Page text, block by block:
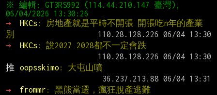
※ 編輯: GT3RS992 (114.44.210.147 臺灣),
→
HKCs : 房地產就是平時不開張 開張吃n年的產業
別
→
HKCs : 說2027 2028都不一定會跌
推
oopsskimo : 大屯山噴
→
frommr : 黑熊當選，瘋狂脫產逃難